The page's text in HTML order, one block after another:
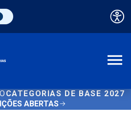
CATEGORIAS DE BASE 2027
ABERTAS